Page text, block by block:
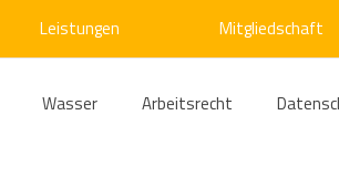
Leistungen Mitgliedschaft
Wasser Arbeitsrecht